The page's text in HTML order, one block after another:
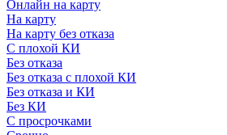
Онлайн на карту
На карту
На карту без отказа
С плохой КИ
Без отказа
Без отказа с плохой КИ
Без отказа и КИ
Без КИ
С просрочками